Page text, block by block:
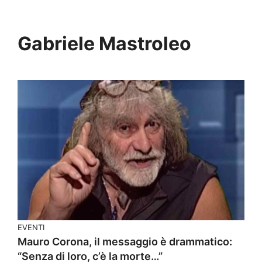
Gabriele Mastroleo
EVENTI
Mauro Corona, il messaggio è drammatico:
“Senza di loro, c’è la morte…”